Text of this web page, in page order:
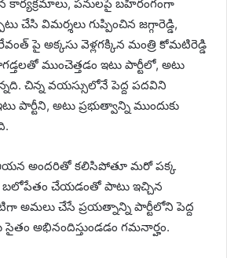
కార్యక్రమాలు, పనులపై బహిరంగంగా
విమర్శలు గుప్పించిన జగ్గారెడ్డి,
పై అక్కసు వెళ్లగక్కిన మంత్రి కోమటిరెడ్డి
ముంచెత్తడం ఇటు పార్టీలో, అటు
చిన్న వయస్సులోనే పెద్ద పదవిని
పార్టీని, అటు ప్రభుత్వాన్ని ముందుకు
అందరితో కలిసిపోతూ మరో పక్క
నీ బలోపేతం చేయడంతో పాటు ఇచ్చిన
అమలు చేసే ప్రయత్నాన్ని పార్టీలోని పెద్ద
అభినందిస్తుండడం గమనార్హం.